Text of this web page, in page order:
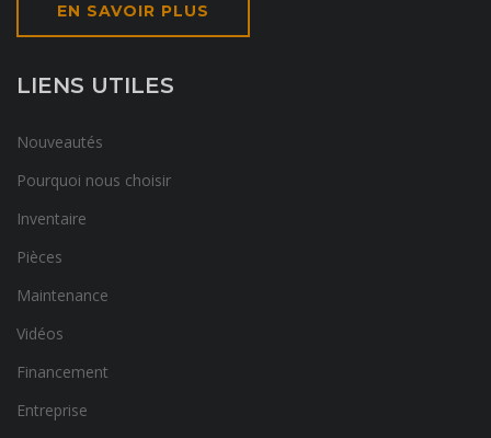
EN SAVOIR PLUS
LIENS UTILES
Nouveautés
Pourquoi nous choisir
Inventaire
Pièces
Maintenance
Vidéos
Financement
Entreprise